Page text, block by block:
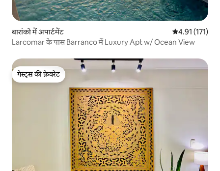
बारांको में अपार्टमेंट औसत रेटिंग 5 में से
4.91 (171)
Larcomar के पास Barranco में Luxury Apt w/ Ocean View
गेस्ट्स की फ़ेवरेट
गेस्ट्स की फ़ेवरेट